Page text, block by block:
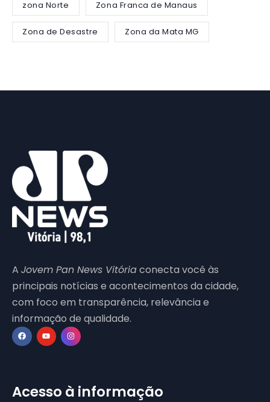
zona Norte Zona Franca de Manaus
Zona de Desastre Zona da Mata MG
A Jovem Pan News Vitóriaconecta você às
principais notícias e acontecimentos da cidade,
com foco em transparência, relevância e
informação de qualidade.
Acesso à informação